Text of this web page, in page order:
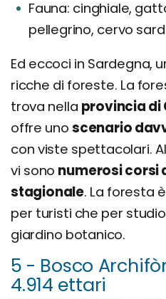
Fauna: cinghiale,
pellegrino, cervo
Ed eccoci in Sardegna,
ricche di foreste. La
trova nella provincia di
offre unoscenario
con viste spettacolari.
vi sono numerosi corsi
stagionale. La foresta
per turisti che per
giardino botanico.
5 - Bosco
4.914 ettari